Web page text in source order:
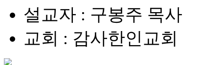
설교자 : 구봉주 목사
교회 : 감사한인교회